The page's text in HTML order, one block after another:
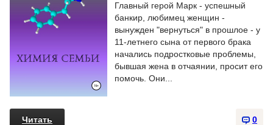
Главный герой Марк - успешный
банкир, любимец женщин -
вынужден "вернуться" в прошлое - у
11-летнего сына от первого брака
начались подростковые проблемы,
бывшая жена в отчаянии, просит его
помочь. Они...
0
Читать